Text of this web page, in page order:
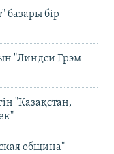
базары бір
"Линдси Грэм
"Қазақстан,
община"